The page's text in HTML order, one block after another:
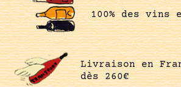
100% des vins
Livraison en
dès 260€